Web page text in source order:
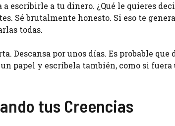
escribirle a tu dinero. ¿Qué le quieres
Sé brutalmente honesto. Si eso te
todas.
Descansa por unos días. Es probable que
papel y escríbela también, como si fuera
tus Creencias